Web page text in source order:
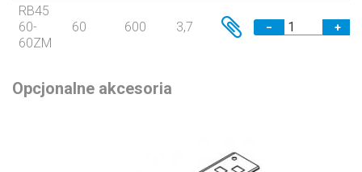
RB45
60-
60ZM
60 600 3,7 − +
Opcjonalne akcesoria